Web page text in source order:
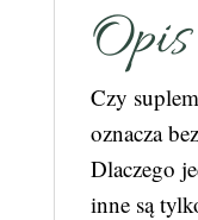
Opis
Czy
oznacza
Dlaczego
inne są